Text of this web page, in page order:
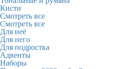
Кисти
Смотреть все
Смотреть все
Для неё
Для него
Для подростка
Адвенты
Наборы